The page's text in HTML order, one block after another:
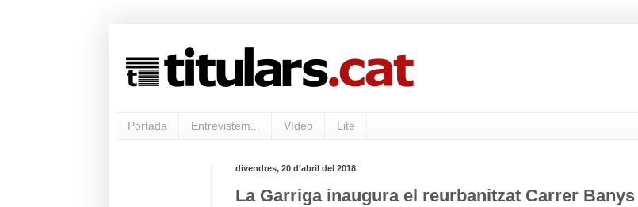
Portada Entrevistem... Vídeo Lite
divendres, 20 d’abril del 2018
La Garriga inaugura el reurbanitzat Carrer Banys